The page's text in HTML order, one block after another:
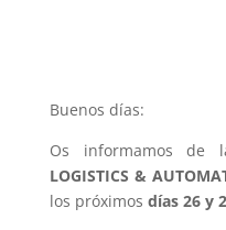
Buenos días:
Os informamos de
LOGISTICS &
los próximos días 26 y